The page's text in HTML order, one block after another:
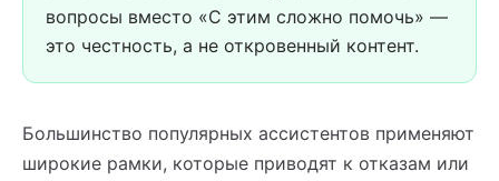
вопросы вместо «С этим сложно помочь» —
это честность, а не откровенный контент.
Большинство популярных ассистентов применяют
широкие рамки, которые приводят к отказам или